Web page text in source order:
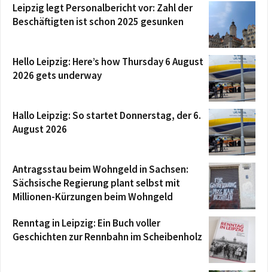
Leipzig legt Personalbericht vor: Zahl der
Beschäftigten ist schon 2025 gesunken
Hello Leipzig: Here’s how Thursday 6 August
2026 gets underway
Hallo Leipzig: So startet Donnerstag, der 6.
August 2026
Antragsstau beim Wohngeld in Sachsen:
Sächsische Regierung plant selbst mit
Millionen-Kürzungen beim Wohngeld
Renntag in Leipzig: Ein Buch voller
Geschichten zur Rennbahn im Scheibenholz